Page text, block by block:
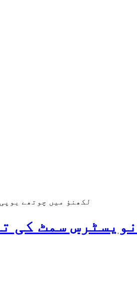
لکھنؤ میں چوتھے
سمٹ کی